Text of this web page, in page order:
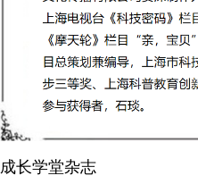
成长学堂杂志